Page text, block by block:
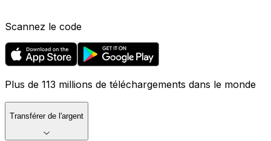
Scannez le code
Plus de 113 millions de téléchargements dans le monde
Transférer de l'argent